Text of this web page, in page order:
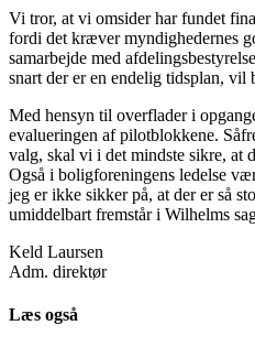
Vi tror, at vi omsider har fundet
fordi det kræver myndighedernes
samarbejde med
snart der er en endelig tidsplan, vil
Med hensyn til overflader i
evalueringen af pilotblokkene.
valg, skal vi i det mindste sikre, at
Også i boligforeningens ledelse
jeg er ikke sikker på, at der er så
umiddelbart fremstår i Wilhelms
Keld Laursen
Adm. direktør
Læs også